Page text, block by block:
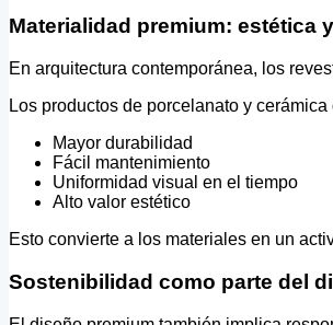
Materialidad premium: estética
En arquitectura contemporánea, los
Los productos de porcelanato y
Mayor durabilidad
Fácil mantenimiento
Uniformidad visual en el tiempo
Alto valor estético
Esto convierte a los materiales en un
Sostenibilidad como parte del